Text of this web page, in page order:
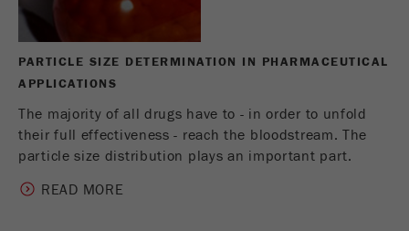
PARTICLE SIZE DETERMINATION IN PHARMACEUTICAL
APPLICATIONS
The majority of all drugs have to - in order to unfold
their full effectiveness - reach the bloodstream. The
particle size distribution plays an important part.
READ MORE